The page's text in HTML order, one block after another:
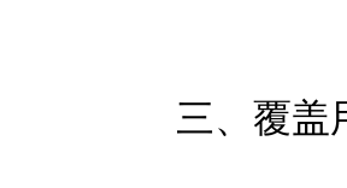
三、覆盖